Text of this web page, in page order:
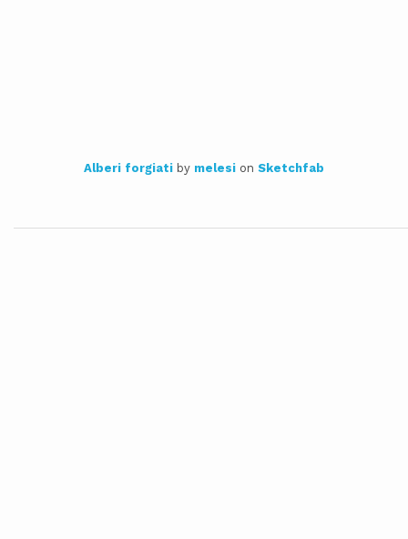
Alberi forgiati by melesi on Sketchfab